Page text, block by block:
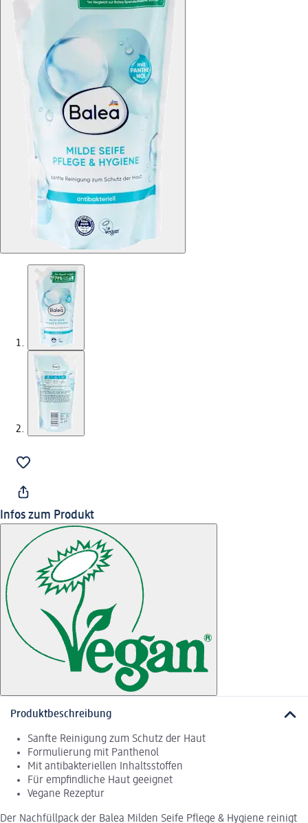
Infos zum Produkt
Produktbeschreibung
Sanfte Reinigung zum Schutz der Haut
Formulierung mit Panthenol
Mit antibakteriellen Inhaltsstoffen
Für empfindliche Haut geeignet
Vegane Rezeptur
Der Nachfüllpack der Balea Milden Seife Pflege & Hygiene reinigt